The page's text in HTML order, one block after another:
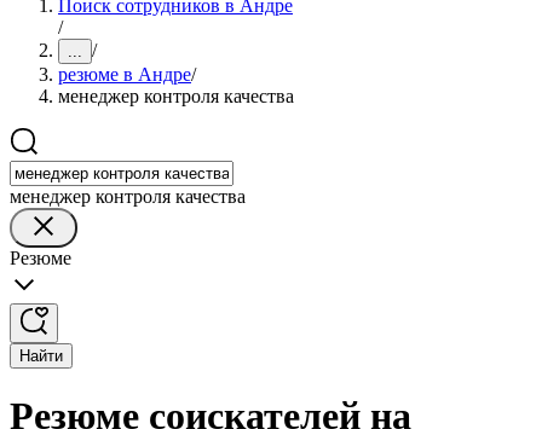
Поиск сотрудников в Андре
/
... /
резюме в Андре/
менеджер контроля качества
менеджер контроля качества
Резюме
Найти
Резюме соискателей на